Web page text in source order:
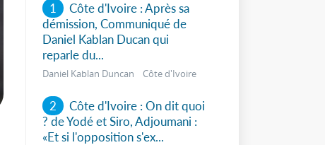
1
Côte d'Ivoire : Après sa
démission, Communiqué de
Daniel Kablan Ducan qui
reparle du...
Daniel Kablan Duncan Côte d'Ivoire
2
Côte d'Ivoire : On dit quoi
? de Yodé et Siro, Adjoumani :
«Et si l'opposition s'ex...